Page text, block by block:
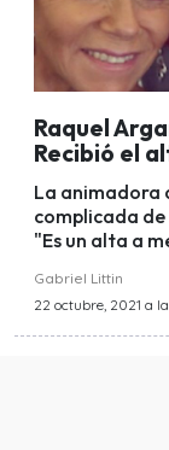
Raquel
Recibió el
La animadora
complicada
"Es un alta a
Gabriel Littin
22 octubre, 2021 a